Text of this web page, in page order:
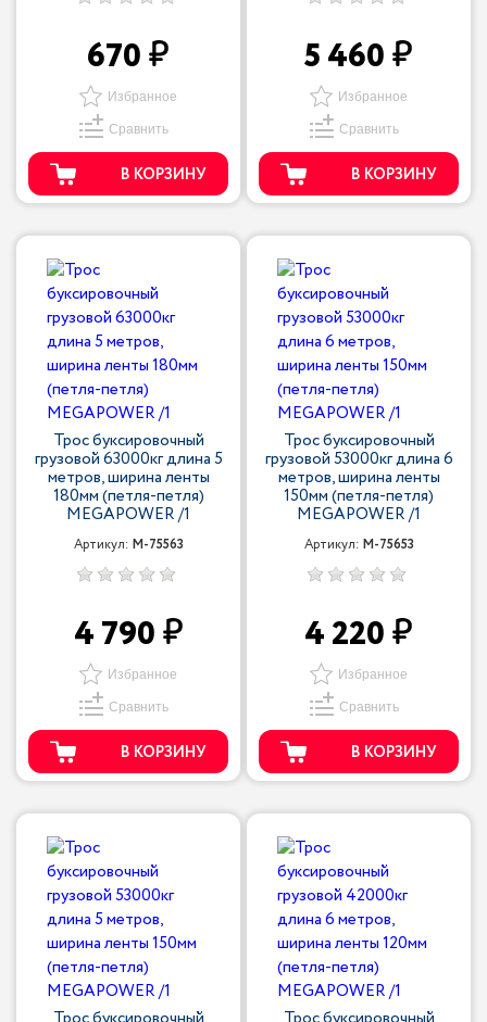
670
Избранное
Сравнить
В КОРЗИНУ
5 460
Избранное
Сравнить
В КОРЗИНУ
Трос буксировочный
грузовой 63000кг длина 5
метров, ширина ленты
180мм (петля-петля)
MEGAPOWER /1
Артикул: M-75563
4 790
Избранное
Сравнить
В КОРЗИНУ
Трос буксировочный
грузовой 53000кг длина 6
метров, ширина ленты
150мм (петля-петля)
MEGAPOWER /1
Артикул: M-75653
4 220
Избранное
Сравнить
В КОРЗИНУ